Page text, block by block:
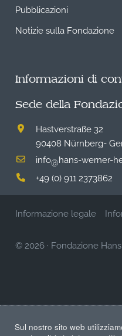
Pubblicazioni
Notizie sulla Fondazione
Informazioni di
Sede della
Hastverstraße 32
90408 Nürnberg-
info@hans-werner-
+49 (0) 911 2373862
Informazione legale
© 2026 · Fondazione
Sul nostro sito web